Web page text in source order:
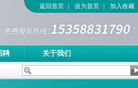
返回首页 设为首页 加入收藏
聘 关于我们